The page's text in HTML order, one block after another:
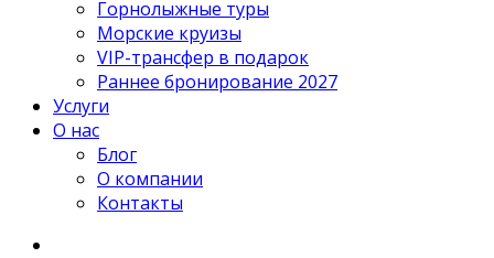
Горнолыжные туры
Морские круизы
VIP-трансфер в подарок
Раннее бронирование 2027
Услуги
О нас
Блог
О компании
Контакты